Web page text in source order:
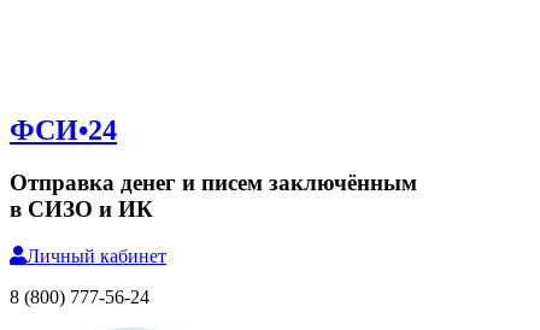
ФСИ•24
Отправка денег и писем заключённым
в СИЗО и ИК
Личный кабинет
8 (800) 777-56-24